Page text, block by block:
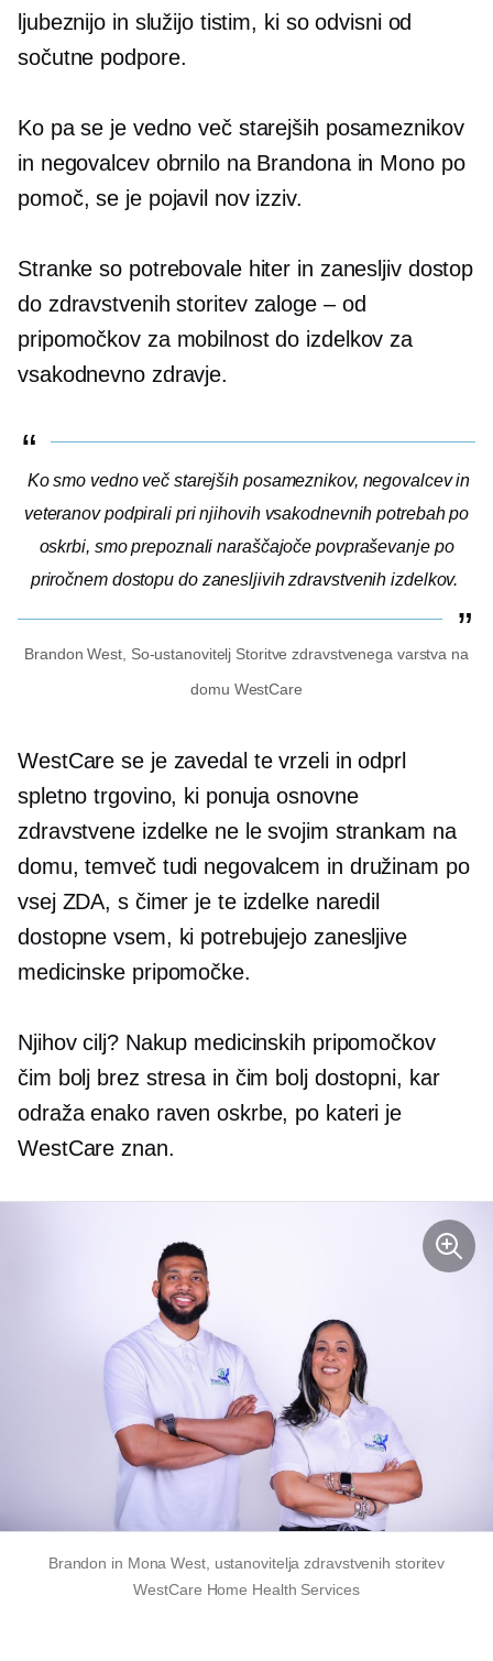
ljubeznijo in služijo tistim, ki so odvisni od
sočutne podpore.
Ko pa se je vedno več starejših posameznikov
in negovalcev obrnilo na Brandona in Mono po
pomoč, se je pojavil nov izziv.
Stranke so potrebovale hiter in zanesljiv dostop
do zdravstvenih storitev zaloge – od
pripomočkov za mobilnost do izdelkov za
vsakodnevno zdravje.
Ko smo vedno več starejših posameznikov, negovalcev in
veteranov podpirali pri njihovih vsakodnevnih potrebah po
oskrbi, smo prepoznali naraščajoče povpraševanje po
priročnem dostopu do zanesljivih zdravstvenih izdelkov.
Brandon West, So-ustanovitelj Storitve zdravstvenega varstva na
domu WestCare
WestCare se je zavedal te vrzeli in odprl
spletno trgovino, ki ponuja osnovne
zdravstvene izdelke ne le svojim strankam na
domu, temveč tudi negovalcem in družinam po
vsej ZDA, s čimer je te izdelke naredil
dostopne vsem, ki potrebujejo zanesljive
medicinske pripomočke.
Njihov cilj? Nakup medicinskih pripomočkov
čim bolj brez stresa in čim bolj dostopni, kar
odraža enako raven oskrbe, po kateri je
WestCare znan.
Brandon in Mona West, ustanovitelja zdravstvenih storitev
WestCare Home Health Services